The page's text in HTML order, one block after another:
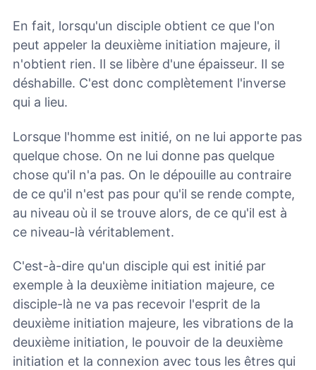
En fait, lorsqu'un disciple obtient ce que l'on
peut appeler la deuxième initiation majeure, il
n'obtient rien. Il se libère d'une épaisseur. Il se
déshabille. C'est donc complètement l'inverse
qui a lieu.
Lorsque l'homme est initié, on ne lui apporte pas
quelque chose. On ne lui donne pas quelque
chose qu'il n'a pas. On le dépouille au contraire
de ce qu'il n'est pas pour qu'il se rende compte,
au niveau où il se trouve alors, de ce qu'il est à
ce niveau-là véritablement.
C'est-à-dire qu'un disciple qui est initié par
exemple à la deuxième initiation majeure, ce
disciple-là ne va pas recevoir l'esprit de la
deuxième initiation majeure, les vibrations de la
deuxième initiation, le pouvoir de la deuxième
initiation et la connexion avec tous les êtres qui